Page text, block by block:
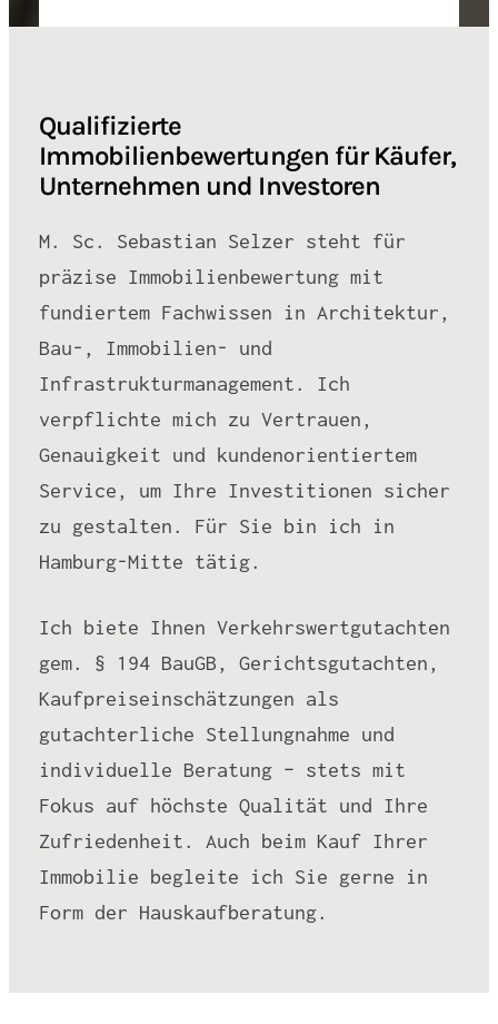
Qualifizierte
Immobilienbewertungen für Käufer,
Unternehmen und Investoren
M. Sc. Sebastian Selzer steht für
präzise Immobilienbewertung mit
fundiertem Fachwissen in Architektur,
Bau-, Immobilien- und
Infrastrukturmanagement. Ich
verpflichte mich zu Vertrauen,
Genauigkeit und kundenorientiertem
Service, um Ihre Investitionen sicher
zu gestalten. Für Sie bin ich in
Hamburg-Mitte tätig.
Ich biete Ihnen Verkehrswertgutachten
gem. § 194 BauGB, Gerichtsgutachten,
Kaufpreiseinschätzungen als
gutachterliche Stellungnahme und
individuelle Beratung – stets mit
Fokus auf höchste Qualität und Ihre
Zufriedenheit. Auch beim Kauf Ihrer
Immobilie begleite ich Sie gerne in
Form der Hauskaufberatung.